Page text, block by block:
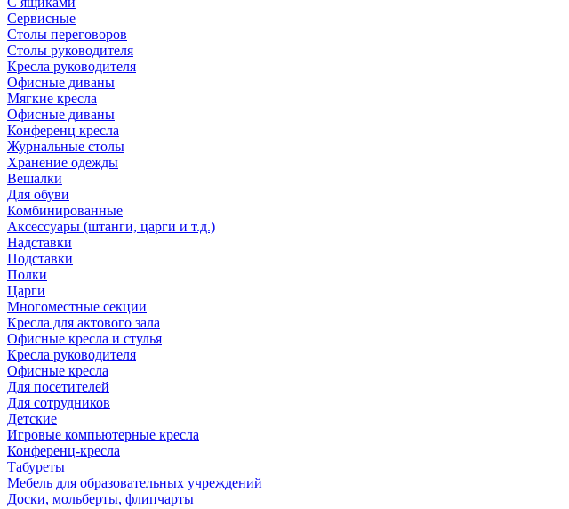
Сервисные
Столы переговоров
Столы руководителя
Кресла руководителя
Офисные диваны
Мягкие кресла
Офисные диваны
Конференц кресла
Журнальные столы
Хранение одежды
Вешалки
Для обуви
Комбинированные
Аксессуары (штанги, царги и т.д.)
Надставки
Подставки
Полки
Царги
Многоместные секции
Кресла для актового зала
Офисные кресла и стулья
Кресла руководителя
Офисные кресла
Для посетителей
Для сотрудников
Детские
Игровые компьютерные кресла
Конференц-кресла
Табуреты
Мебель для образовательных учреждений
Доски, мольберты, флипчарты